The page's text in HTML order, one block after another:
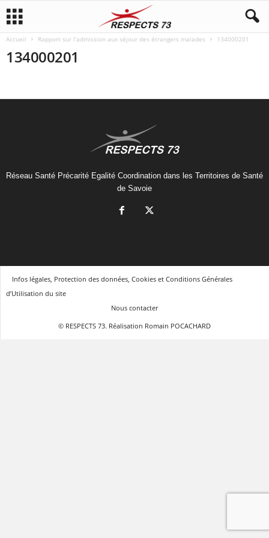
Accueil Rapport sur l’admission aux séjour des étrangers malades 134000201
134000201
Réseau Santé Précarité Egalité Coordination dans les Territoires de Santé
de Savoie
Infos légales, Protection des données, Cookies et Conditions Générales
d’Utilisation du site
Nous contacter
© RESPECTS 73. Réalisation Romain POCACHARD